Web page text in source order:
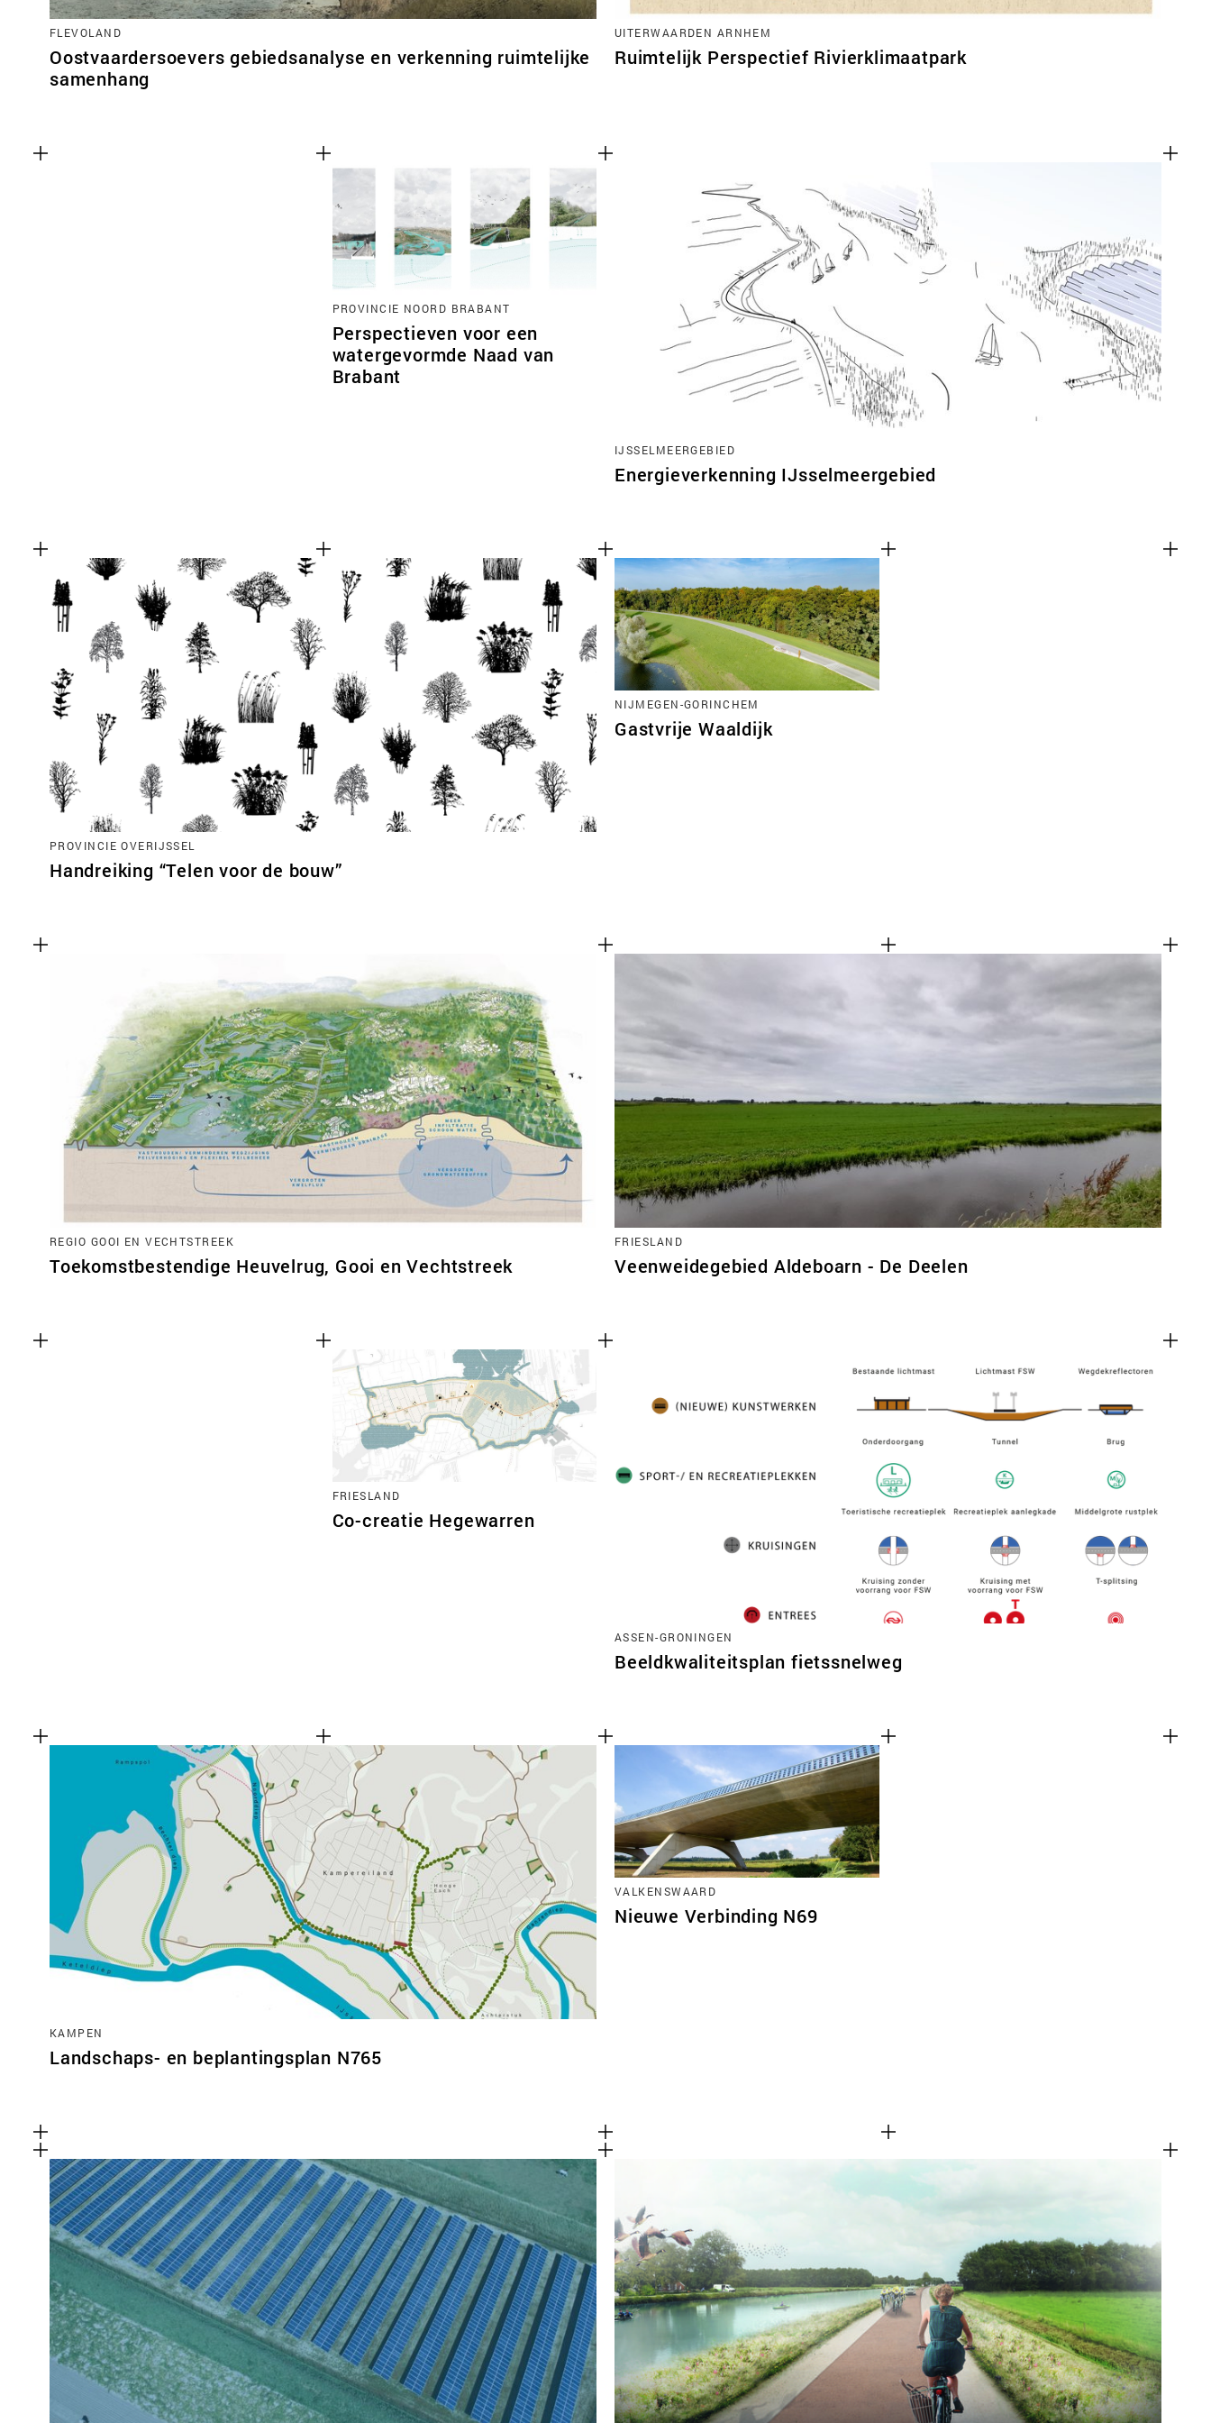
FLEVOLAND
Oostvaardersoevers gebiedsanalyse en verkenning ruimtelijke
samenhang
UITERWAARDEN ARNHEM
Ruimtelijk Perspectief Rivierklimaatpark
PROVINCIE NOORD BRABANT
Perspectieven voor een
watergevormde Naad van
Brabant
IJSSELMEERGEBIED
Energieverkenning IJsselmeergebied
PROVINCIE OVERIJSSEL
Handreiking “Telen voor de bouw”
NIJMEGEN-GORINCHEM
Gastvrije Waaldijk
REGIO GOOI EN VECHTSTREEK
Toekomstbestendige Heuvelrug, Gooi en Vechtstreek
FRIESLAND
Veenweidegebied Aldeboarn - De Deelen
FRIESLAND
Co-creatie Hegewarren
ASSEN-GRONINGEN
Beeldkwaliteitsplan fietssnelweg
KAMPEN
Landschaps- en beplantingsplan N765
VALKENSWAARD
Nieuwe Verbinding N69